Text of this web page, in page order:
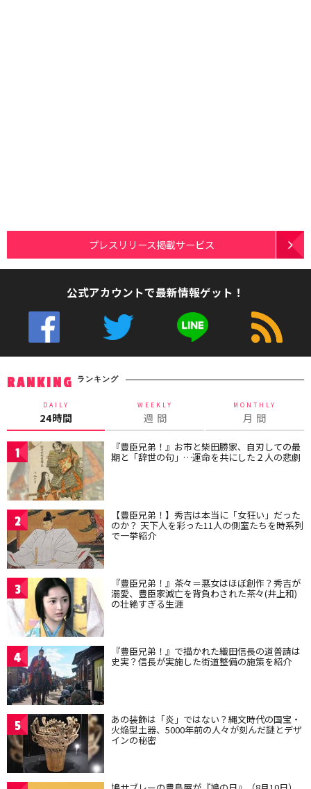
プレスリリース掲載サービス
公式アカウントで最新情報ゲット！
RANKING ランキング
DAILY
24時間
WEEKLY
週 間
MONTHLY
月 間
1 『豊臣兄弟！』お市と柴田勝家、自刃しての最
期と「辞世の句」…運命を共にした２人の悲劇
2 【豊臣兄弟！】秀吉は本当に「女狂い」だった
のか？ 天下人を彩った11人の側室たちを時系列
で一挙紹介
3 『豊臣兄弟！』茶々＝悪女はほぼ創作？秀吉が
溺愛、豊臣家滅亡を背負わされた茶々(井上和)
の壮絶すぎる生涯
4 『豊臣兄弟！』で描かれた織田信長の道普請は
史実？信長が実施した街道整備の施策を紹介
5 あの装飾は「炎」ではない？縄文時代の国宝・
火焔型土器、5000年前の人々が刻んだ謎とデザ
インの秘密